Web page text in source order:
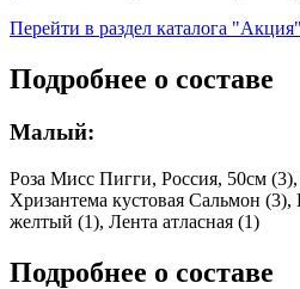
Перейти в раздел каталога "Акция"
Подробнее о составе
Малый:
Роза Мисс Пигги, Россия, 50см (3),
Хризантема кустовая Сальмон
желтый (1), Лента атласная (1)
Подробнее о составе